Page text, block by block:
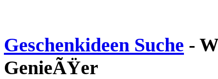
Geschenkideen Suche -
GenieÃŸer